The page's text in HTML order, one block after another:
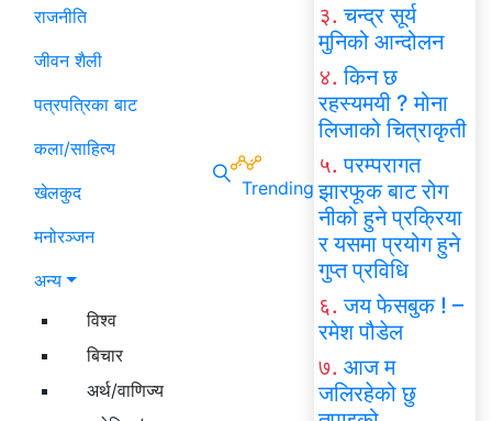
राजनीति
जीवन शैली
पत्रपत्रिका बाट
कला/साहित्य
खेलकुद
मनोरञ्जन
अन्य
विश्व
बिचार
अर्थ/वाणिज्य
Trending
३. चन्द्र सूर्य
मुनिको आन्दोलन
४. किन छ
रहस्यमयी ? मोना
लिजाको चित्राकृती
५. परम्परागत
झारफूक बाट रोग
नीको हुने प्रक्रिया
र यसमा प्रयोग हुने
गुप्त प्रविधि
६. जय फेसबुक ! –
रमेश पौडेल
७. आज म
जलिरहेको छु